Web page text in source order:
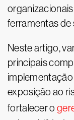
ferramentas de
Neste artigo,
principais
exposição ao
fortalecer o